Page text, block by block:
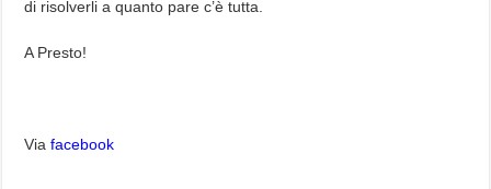
di risolverli a quanto pare c’è tutta.
A Presto!
Viafacebook